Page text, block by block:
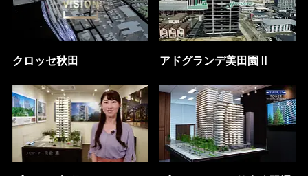
クロッセ秋田 アドグランデ美田園Ⅱ